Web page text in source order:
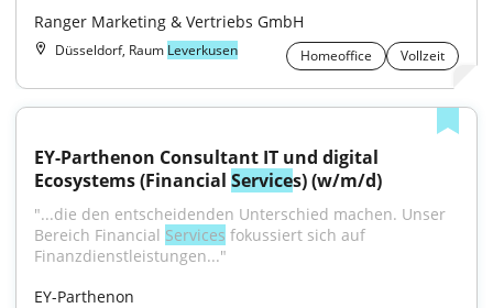
Ranger Marketing & Vertriebs GmbH
Düsseldorf, Raum Leverkusen Homeoffice Vollzeit
EY-Parthenon Consultant IT und digital
Ecosystems (Financial Services) (w/m/d)
"...die den entscheidenden Unterschied machen. Unser
Bereich Financial Services fokussiert sich auf
Finanzdienstleistungen..."
EY-Parthenon